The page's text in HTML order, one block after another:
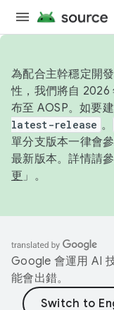
為配合主幹穩定開
性，我們將自 2026
布至 AOSP。如要
latest-release 。
單分支版本一律會
最新版本。詳情請參
更 」。
Google 會運用 AI
能會出錯。